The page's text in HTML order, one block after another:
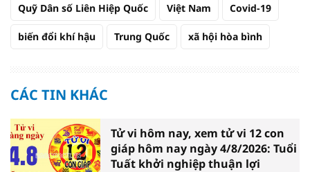
Quỹ Dân số Liên Hiệp Quốc Việt Nam Covid-19
biến đổi khí hậu Trung Quốc xã hội hòa bình
CÁC TIN KHÁC
Tử vi hôm nay, xem tử vi 12 con
giáp hôm nay ngày 4/8/2026: Tuổi
Tuất khởi nghiệp thuận lợi